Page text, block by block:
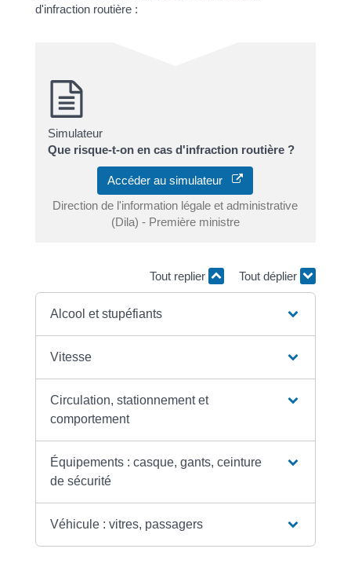
d'infraction routière :
Simulateur
Que risque-t-on en cas d'infraction routière ?
Accéder au simulateur
Direction de l'information légale et administrative
(Dila) - Première ministre
Tout replier Tout déplier
Alcool et stupéfiants
Vitesse
Circulation, stationnement et
comportement
Équipements : casque, gants, ceinture
de sécurité
Véhicule : vitres, passagers